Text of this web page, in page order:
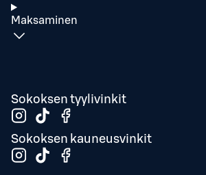
Maksaminen
Sokoksen tyylivinkit
Sokoksen kauneusvinkit